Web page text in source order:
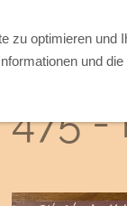
475 -
zu optimieren und
und